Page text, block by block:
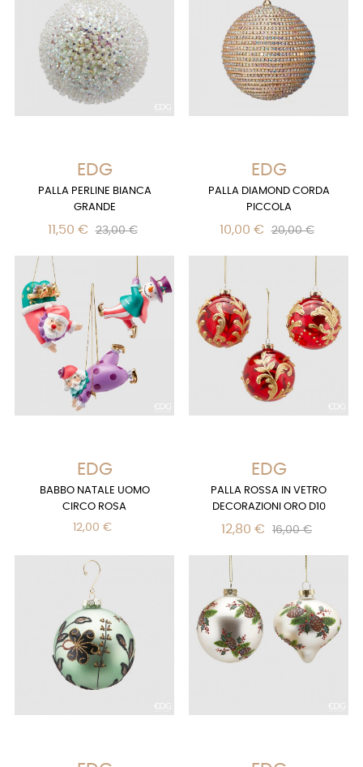
EDG
PALLA PERLINE BIANCA
GRANDE
11,50 € 23,00 €
EDG
PALLA DIAMOND CORDA
PICCOLA
10,00 € 20,00 €
EDG
BABBO NATALE UOMO
CIRCO ROSA
12,00 €
EDG
PALLA ROSSA IN VETRO
DECORAZIONI ORO D10
12,80 € 16,00 €